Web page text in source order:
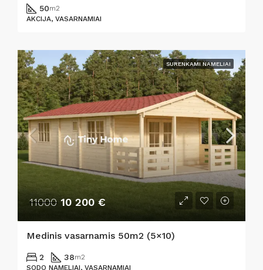
50m2
AKCIJA, VASARNAMIAI
SURENKAMI NAMELIAI
11000 10 200 €
Medinis vasarnamis 50m2 (5×10)
2 38m2
SODO NAMELIAI, VASARNAMIAI